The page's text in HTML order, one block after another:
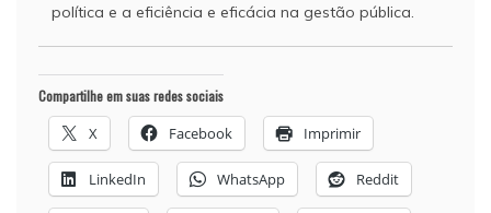
política e a eficiência e eficácia na gestão pública.
Compartilhe em suas redes sociais
X Facebook Imprimir
LinkedIn WhatsApp Reddit